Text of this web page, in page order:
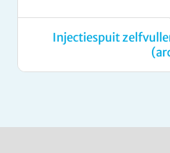
Injectiespuit